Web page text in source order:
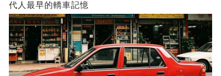
代人最早的轎車記憶